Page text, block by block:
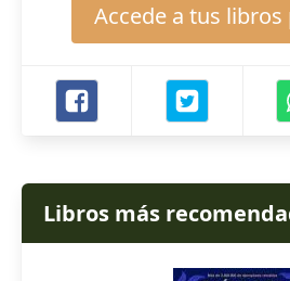
Accede a tus
Libros más